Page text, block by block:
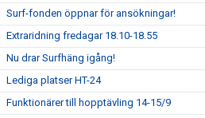
Surf-fonden öppnar för ansökningar!
Extraridning fredagar 18.10-18.55
Nu drar Surfhäng igång!
Lediga platser HT-24
Funktionärer till hopptävling 14-15/9